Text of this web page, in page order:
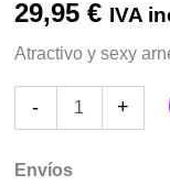
29,95 € IVA
Atractivo y sexy
- +
Envíos